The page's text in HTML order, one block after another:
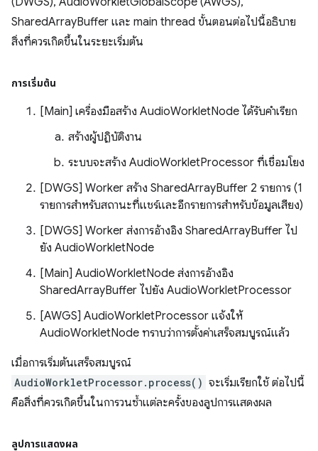
SharedArrayBuffer และ main thread ขั้นตอนต่อไปนี้อธิบาย
สิ่งที่ควรเกิดขึ้นในระยะเริ่มต้น
การเริ่มต้น
[Main] เครื่องมือสร้าง AudioWorkletNode ได้รับคําเรียก
สร้างผู้ปฏิบัติงาน
ระบบจะสร้าง AudioWorkletProcessor ที่เชื่อมโยง
[DWGS] Worker สร้าง SharedArrayBuffer 2 รายการ (1
รายการสำหรับสถานะที่แชร์และอีกรายการสำหรับข้อมูลเสียง)
[DWGS] Worker ส่งการอ้างอิง SharedArrayBuffer ไป
ยัง AudioWorkletNode
[Main] AudioWorkletNode ส่งการอ้างอิง
SharedArrayBuffer ไปยัง AudioWorkletProcessor
[AWGS] AudioWorkletProcessor แจ้งให้
AudioWorkletNode ทราบว่าการตั้งค่าเสร็จสมบูรณ์แล้ว
เมื่อการเริ่มต้นเสร็จสมบูรณ์
AudioWorkletProcessor.process() จะเริ่มเรียกใช้ ต่อไปนี้
คือสิ่งที่ควรเกิดขึ้นในการวนซ้ำแต่ละครั้งของลูปการแสดงผล
ลูปการแสดงผล